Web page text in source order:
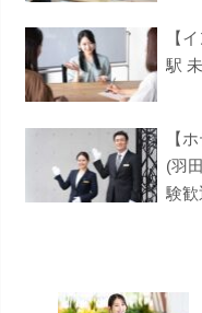
【
駅
【
(羽
験歓